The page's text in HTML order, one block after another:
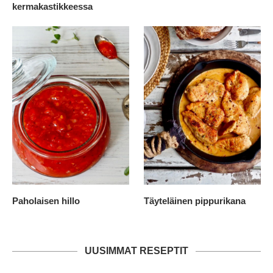
kermakastikkeessa
Paholaisen hillo Täyteläinen pippurikana
UUSIMMAT RESEPTIT